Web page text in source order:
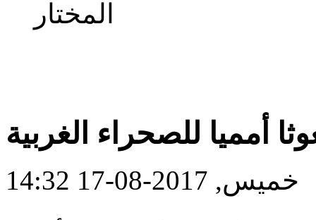
أمميا للصحراء الغربية
خميس, 2017-08-17 14:32